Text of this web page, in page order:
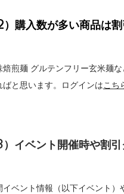
）購入数が多い商品は
焙煎麺 グルテンフリー玄米麺
ばと思います。ログインはこち
）イベント開催時や割
イベント情報（以下イベント